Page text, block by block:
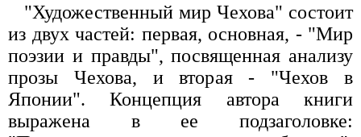
"Художественный мир Чехова" состоит
из двух частей: первая, основная, - "Мир
поэзии и правды", посвященная анализу
прозы Чехова, и вторая - "Чехов в
Японии". Концепция автора книги
выражена в ее подзаголовке: